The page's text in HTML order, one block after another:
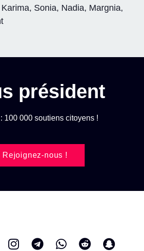
Karima, Sonia, Nadia, Margnia,
président
100 000 soutiens citoyens !
Rejoignez-nous !